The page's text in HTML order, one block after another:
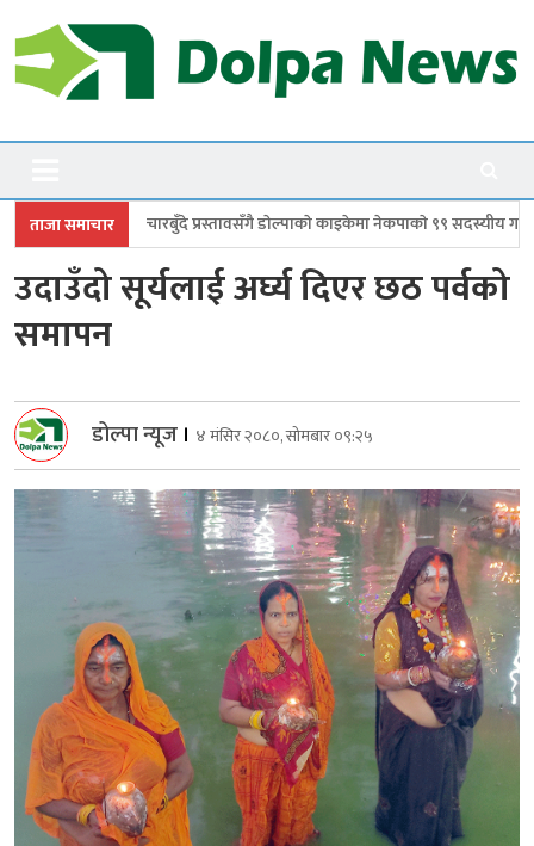
to
content
Dolpanews
ताजा समाचारडाेल्पाकाे काइकेमा नेकपाकाे ९९ सदस्यीय गाउँ समिति गठन
उदाउँदो सूर्यलाई अर्घ्य दिएर छठ पर्वको
समापन
डोल्पा न्यूज । ४ मंसिर २०८०, सोमबार ०९:२५